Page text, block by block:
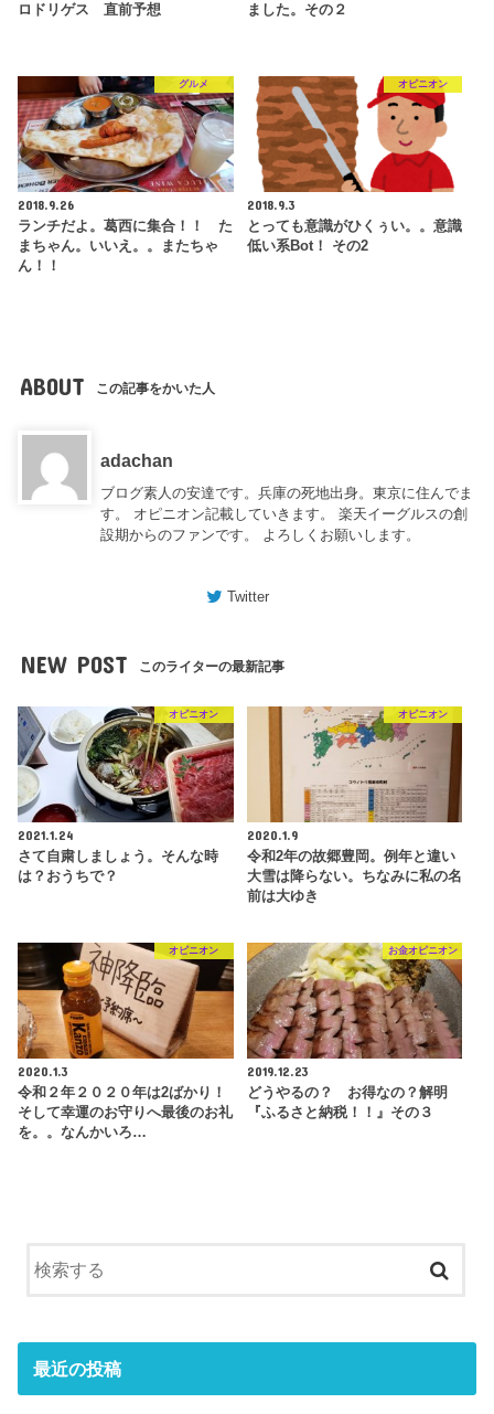
ロドリゲス 直前予想 ました。その２
グルメ
2018.9.26
ランチだよ。葛西に集合！！ た
まちゃん。いいえ。。またちゃ
ん！！
オピニオン
2018.9.3
とっても意識がひくぅい。。意識
低い系Bot！ その2
ABOUT この記事をかいた人
adachan
ブログ素人の安達です。兵庫の死地出身。東京に住んでま
す。 オピニオン記載していきます。 楽天イーグルスの創
設期からのファンです。 よろしくお願いします。
Twitter
NEW POST このライターの最新記事
オピニオン
2021.1.24
さて自粛しましょう。そんな時
は？おうちで？
オピニオン
2020.1.9
令和2年の故郷豊岡。例年と違い
大雪は降らない。ちなみに私の名
前は大ゆき
オピニオン
2020.1.3
令和２年２０２０年は2ばかり！
そして幸運のお守りへ最後のお礼
を。。なんかいろ…
お金オピニオン
2019.12.23
どうやるの？ お得なの？解明
『ふるさと納税！！』その３
最近の投稿